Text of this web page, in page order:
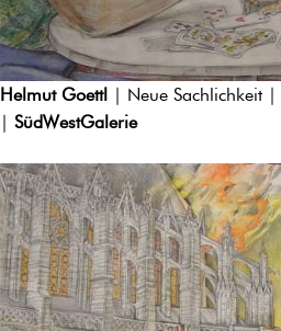
Helmut Goettl | Neue Sachlichkeit |
| SüdWestGalerie